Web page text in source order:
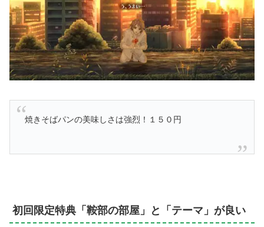
焼きそばパンの美味しさは強烈！１５０円
初回限定特典「鞍部の部屋」と「テーマ」が良い